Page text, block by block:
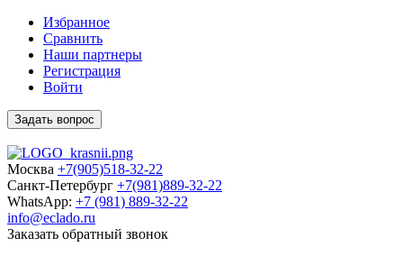
Избранное
Сравнить
Наши партнеры
Регистрация
Войти
Задать вопрос
Москва +7(905)518-32-22
Санкт-Петербург +7(981)889-32-22
WhatsApp: +7 (981) 889-32-22
info@eclado.ru
Заказать обратный звонок